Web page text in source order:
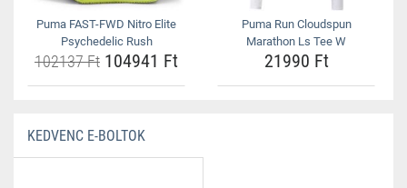
Puma FAST-FWD Nitro Elite
Psychedelic Rush
102137 Ft 104941 Ft
Puma Run Cloudspun
Marathon Ls Tee W
21990 Ft
KEDVENC E-BOLTOK